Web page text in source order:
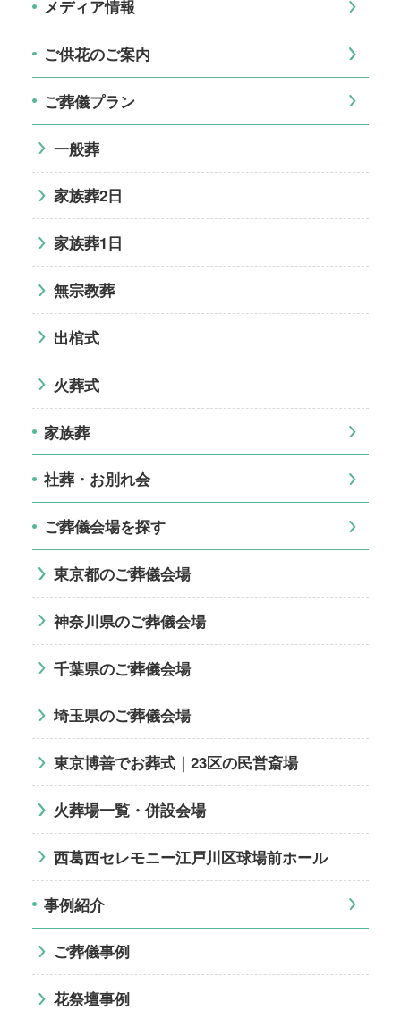
メディア情報
ご供花のご案内
ご葬儀プラン
一般葬
家族葬2日
家族葬1日
無宗教葬
出棺式
火葬式
家族葬
社葬・お別れ会
ご葬儀会場を探す
東京都のご葬儀会場
神奈川県のご葬儀会場
千葉県のご葬儀会場
埼玉県のご葬儀会場
東京博善でお葬式｜23区の民営斎場
火葬場一覧・併設会場
西葛西セレモニー江戸川区球場前ホール
事例紹介
ご葬儀事例
花祭壇事例